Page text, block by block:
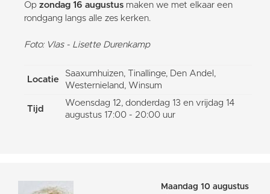
Op zondag 16 augustus maken we met elkaar een
rondgang langs alle zes kerken.
Foto: Vlas - Lisette Durenkamp
Locatie
Saaxumhuizen, Tinallinge, Den Andel,
Westernieland, Winsum
Tijd
Woensdag 12, donderdag 13 en vrijdag 14
augustus 17:00 - 20:00 uur
Maandag 10 augustus